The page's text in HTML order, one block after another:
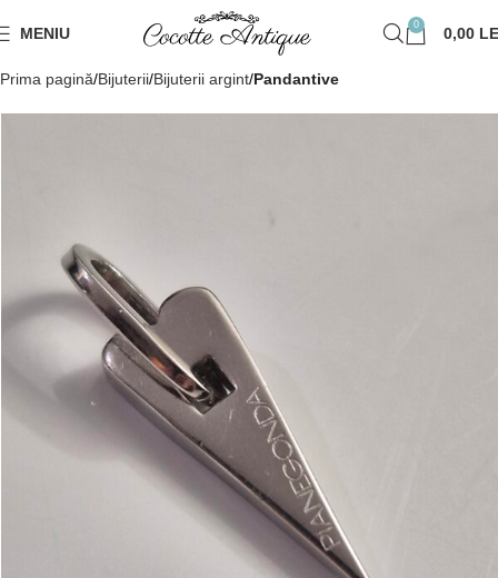
MENIU 0 0,00
Prima pagină Bijuterii Bijuterii argint Pandantive